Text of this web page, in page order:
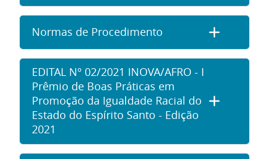
Normas de Procedimento
EDITAL Nº 02/2021 INOVA/AFRO - I
Prêmio de Boas Práticas em
Promoção da Igualdade Racial do
Estado do Espírito Santo - Edição
2021